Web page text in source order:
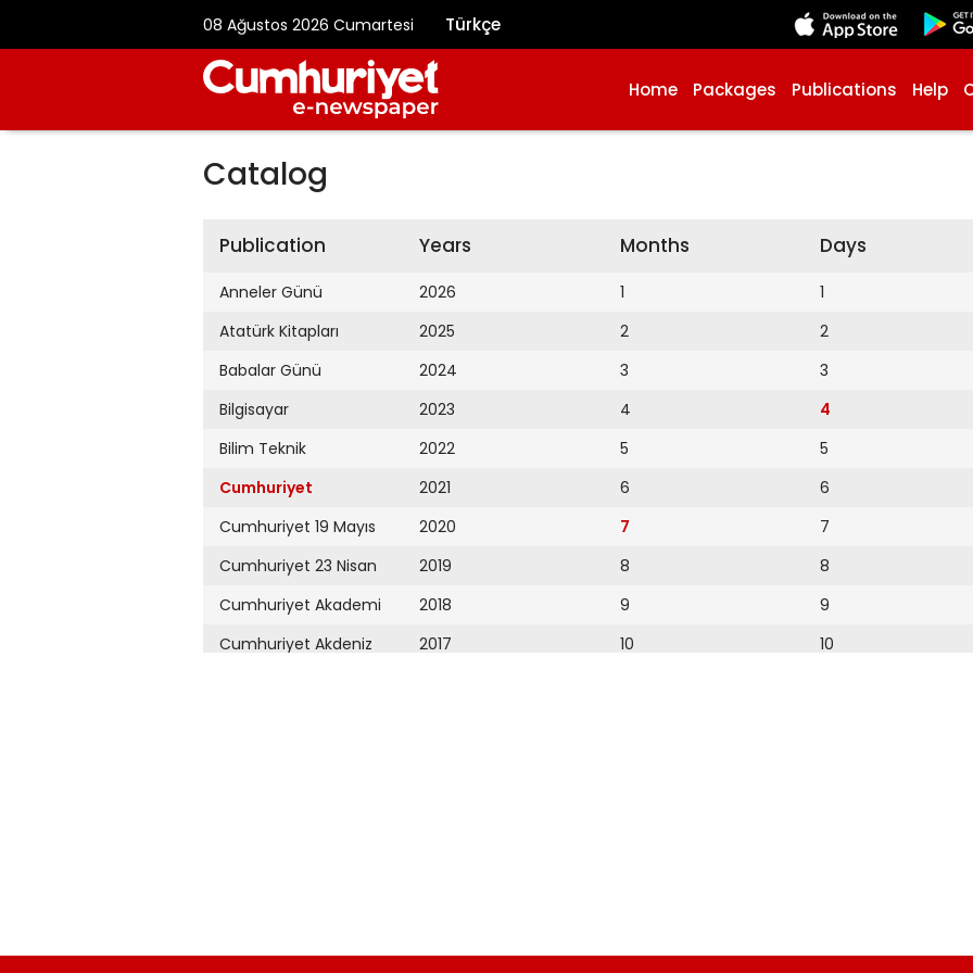
08 Ağustos 2026 Cumartesi Türkçe
Home Packages Publications Help
Catalog
Publication
Anneler Günü
Atatürk Kitapları
Babalar Günü
Bilgisayar
Bilim Teknik
Cumhuriyet
Cumhuriyet 19 Mayıs
Cumhuriyet 23 Nisan
Cumhuriyet Akademi
Cumhuriyet Akdeniz
Cumhuriyet Çevre
Years
2026
2025
2024
2023
2022
2021
2020
2019
2018
2017
2009
Months
1
2
3
4
5
6
7
8
9
10
Days
1
2
3
4
5
6
7
8
9
10
18